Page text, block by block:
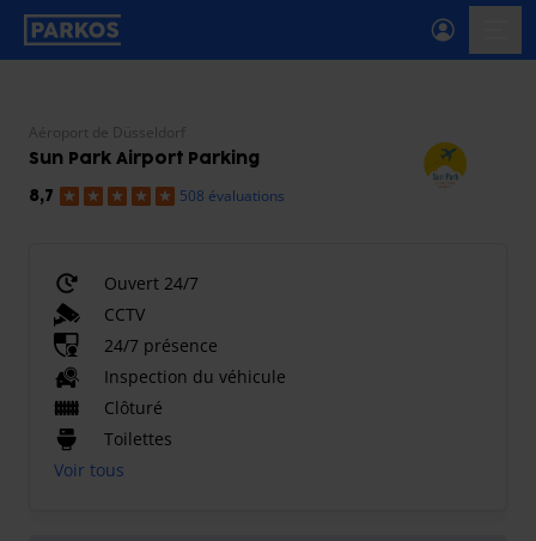
étiquette-de-navigation-principale
Aéroport de Düsseldorf
Sun Park Airport Parking
8,7 508 évaluations
Ouvert 24/7
CCTV
24/7 présence
Inspection du véhicule
Clôturé
Toilettes
Voir tous